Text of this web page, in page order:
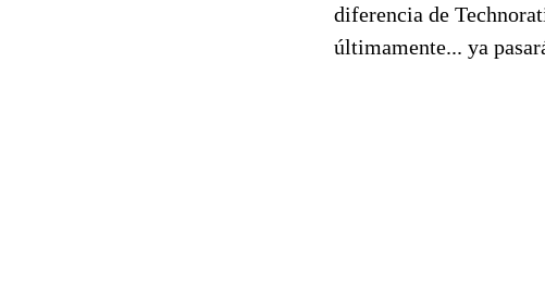
diferencia de
últimamente... ya